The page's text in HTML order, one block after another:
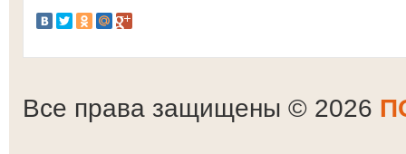
Все права защищены © 2026